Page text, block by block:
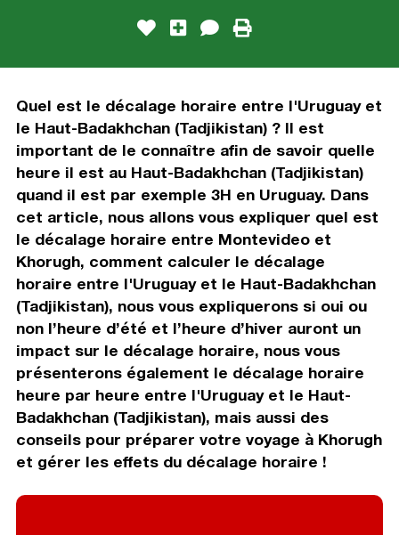
Quel est le décalage horaire entre l'Uruguay et
le Haut-Badakhchan (Tadjikistan) ? Il est
important de le connaître afin de savoir quelle
heure il est au Haut-Badakhchan (Tadjikistan)
quand il est par exemple 3H en Uruguay. Dans
cet article, nous allons vous expliquer quel est
le décalage horaire entre Montevideo et
Khorugh, comment calculer le décalage
horaire entre l'Uruguay et le Haut-Badakhchan
(Tadjikistan), nous vous expliquerons si oui ou
non l’heure d’été et l’heure d’hiver auront un
impact sur le décalage horaire, nous vous
présenterons également le décalage horaire
heure par heure entre l'Uruguay et le Haut-
Badakhchan (Tadjikistan), mais aussi des
conseils pour préparer votre voyage à Khorugh
et gérer les effets du décalage horaire !